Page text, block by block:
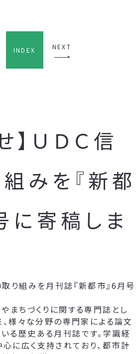
INDEX NEXT
】ＵＤＣ信
みを『新都
に寄稿しま
取り組みを月刊誌『新都市』6月号
まちづくりに関する専門誌とし
様々な分野の専門家による論文
る歴史ある月刊誌です。学識経
に広く支持されており、都市計